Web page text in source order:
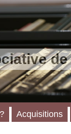
Acquisitions